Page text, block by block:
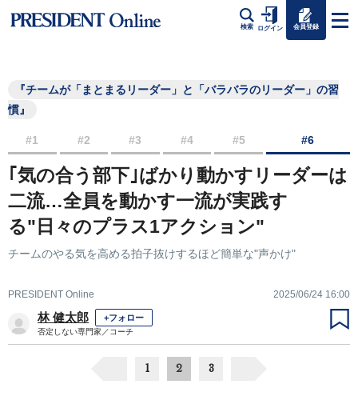
検索 ログイン 会員登録
『チームが「まとまるリーダー」と「バラバラのリーダー」の習
慣』
#1 #2 #3 #4 #5 #6
｢気の合う部下｣ばかり動かすリーダーは
二流…全員を動かす一流が実践す
る"日々のプラス1アクション"
チームのやる気を高める拍子抜けするほど簡単な"声かけ"
PRESIDENT Online 2025/06/24 16:00
林 健太郎 +フォロー
否定しない専門家／コーチ
1 2 3